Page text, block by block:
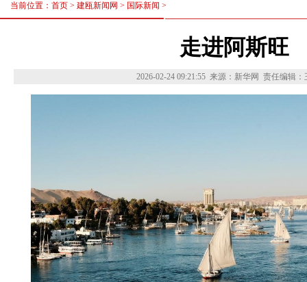
当前位置：首页 > 建瓯新闻网 > 国际新闻 >
走进阿斯旺
2026-02-24 09:21:55 来源：新华网 责任编辑：